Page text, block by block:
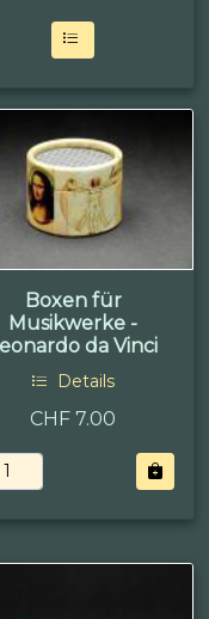
Boxen für
Musikwerke -
da Vinci
Details
CHF 7.00